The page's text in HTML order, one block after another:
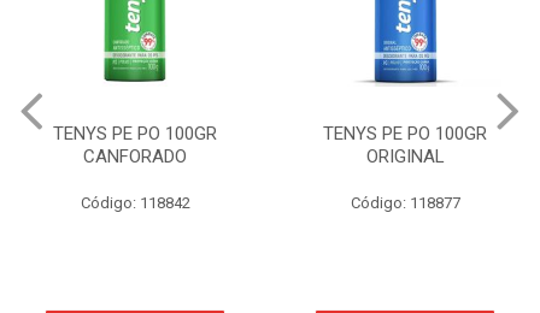
TENYS PE PO 100GR
CANFORADO
Código: 118842
TENYS PE PO 100GR
ORIGINAL
Código: 118877